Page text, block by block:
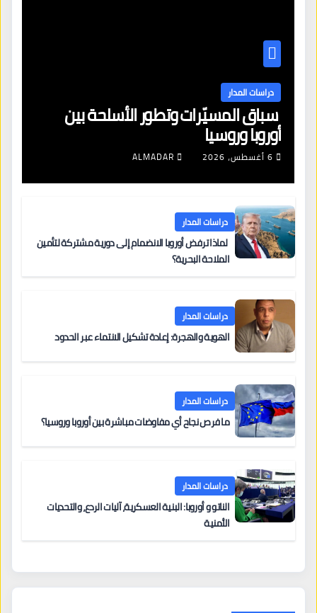
دراسات المدار
سباق المسيّرات وتطور الأسلحة بين
أوروبا وروسيا
6 أغسطس، 2026 ALMADAR
دراسات المدار
لماذا ترفض أوروبا الانضمام إلى دورية مشتركة لتأمين
الملاحة البحرية؟
دراسات المدار
الهوية والهجرة: إعادة تشكيل الانتماء عبر الحدود
دراسات المدار
ما فرص نجاح أي مفاوضات مباشرة بين أوروبا وروسيا؟
دراسات المدار
الناتو و أوروبا: البنية العسكرية، آليات الردع، والتحديات
الأمنية